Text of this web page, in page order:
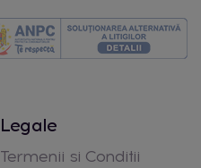
Legale
Termenii si Conditii